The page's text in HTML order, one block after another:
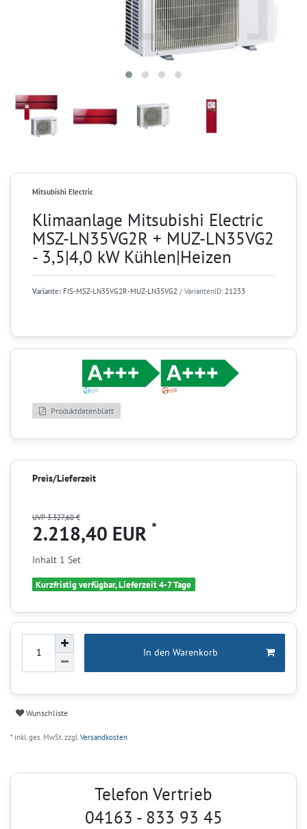
Mitsubishi Electric
Klimaanlage Mitsubishi Electric
MSZ-LN35VG2R + MUZ-LN35VG2
- 3,5|4,0 kW Kühlen|Heizen
Variante: FIS-MSZ-LN35VG2R-MUZ-LN35VG2 / VariantenID: 21233
Produktdatenblatt
Preis/Lieferzeit
UVP 3.327,60 €
2.218,40 EUR *
Inhalt 1 Set
Kurzfristig verfügbar, Lieferzeit 4-7 Tage
In den Warenkorb
Wunschliste
* inkl. ges. MwSt. zzgl.Versandkosten
Telefon Vertrieb
04163 - 833 93 45